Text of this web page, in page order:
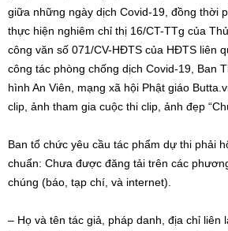
giữa những ngày dịch Covid-19, đồng thời
thực hiện nghiêm chỉ thị 16/CT-TTg của
công văn số 071/CV-HĐTS của HĐTS liên
công tác phòng chống dịch Covid-19, Ban
hình An Viên, mạng xã hội Phật giáo
clip, ảnh tham gia cuộc thi clip, ảnh đẹp
Ban tổ chức yêu cầu tác phẩm dự thi phải
chuẩn: Chưa được đăng tải trên các
chúng (báo, tạp chí, và internet).
– Họ và tên tác giả, pháp danh, địa chỉ liên